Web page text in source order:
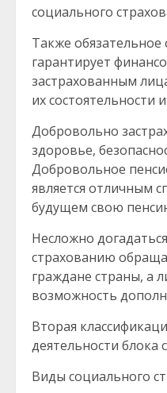
социального
Также обязательное
гарантирует
застрахованным
их состоятельности
Добровольно
здоровье,
Добровольное
является отличным
будущем свою
Несложно
страхованию
граждане страны, а
возможность
Вторая
деятельности блока
Виды социального